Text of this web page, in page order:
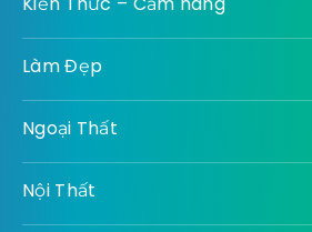
Làm Đẹp
Ngoại Thất
Nội Thất